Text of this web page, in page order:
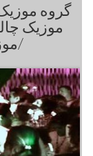
گروه
موزیک
موزیک کلاردشت/بنفشه ده/